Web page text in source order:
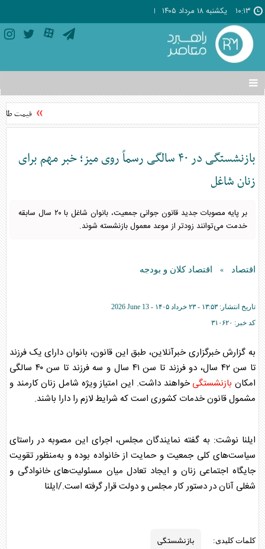
۱۰:۱۳ يکشنبه ۱۸ مرداد ۱۴۰۵
تغییر
وضعیت
منوی
ها
قیمت طلا امروز
بازنشستگی در ۴۰ سالگی رسماً روی میز؛ خبر مهم برای
زنان شاغل
بر پایه مصوبات جدید قانون جوانی جمعیت، بانوان شاغل با ۲۰ سال سابقه
خدمت می‌توانند زودتر از موعد معمول بازنشسته شوند.
اقتصاد » اقتصاد کلان و بودجه
تاریخ انتشار: ۱۳:۵۳ - ۲۳ خرداد ۱۴۰۵ -
2026 June 13
کد خبر: ۳۱۰۶۲۰
به گزارش خبرگزاری خبرآنلاین، طبق این قانون، بانوان دارای یک فرزند
تا سن ۴۲ سال، دو فرزند تا سن ۴۱ سال و سه فرزند تا سن ۴۰ سالگی
امکان بازنشستگیخواهند داشت. این امتیاز ویژه شامل زنان کارمند و
مشمول قانون خدمات کشوری است که شرایط لازم را دارا باشند.
ایلنا نوشت: به گفته نمایندگان مجلس، اجرای این مصوبه در راستای
سیاست‌های کلی جمعیت و حمایت از خانواده بوده و به‌منظور تقویت
جایگاه اجتماعی زنان و ایجاد تعادل میان مسئولیت‌های خانوادگی و
شغلی آنان در دستور کار مجلس و دولت قرار گرفته است./ایلنا
کلمات کلیدی: بازنشستگی